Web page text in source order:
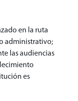
en la ruta
administrativo;
las audiencias
es